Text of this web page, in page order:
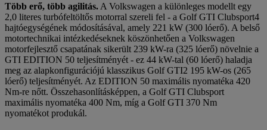
Több erő, több agilitás. A Volkswagen a különleges modellt egy
2,0 literes turbófeltöltős motorral szereli fel - a Golf GTI Clubsport4
hajtóegységének módosításával, amely 221 kW (300 lóerő). A belső
motortechnikai intézkedéseknek köszönhetően a Volkswagen
motorfejlesztő csapatának sikerült 239 kW-ra (325 lóerő) növelnie a
GTI EDITION 50 teljesítményét - ez 44 kW-tal (60 lóerő) haladja
meg az alapkonfigurációjú klasszikus Golf GTI2 195 kW-os (265
lóerő) teljesítményét. Az EDITION 50 maximális nyomatéka 420
Nm-re nőtt. Összehasonlításképpen, a Golf GTI Clubsport
maximális nyomatéka 400 Nm, míg a Golf GTI 370 Nm
nyomatékot produkál.